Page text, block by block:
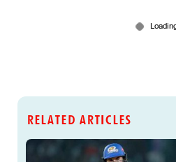
RELATED ARTICLES